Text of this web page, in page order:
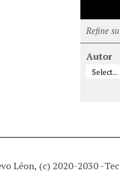
Refine
Autor
Léon, (c) 2020-2030 -